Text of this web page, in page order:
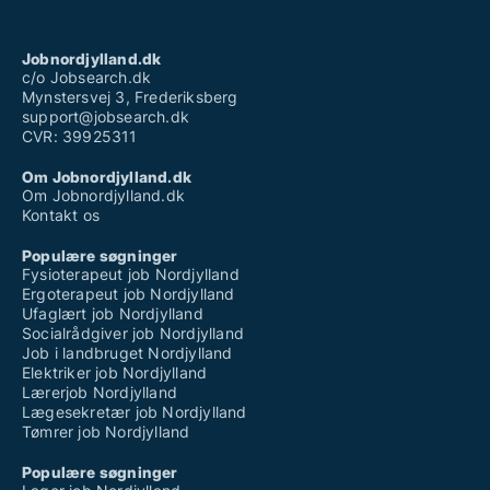
Jobnordjylland.dk
c/o Jobsearch.dk
Mynstersvej 3, Frederiksberg
support@jobsearch.dk
CVR: 39925311
Om Jobnordjylland.dk
Om Jobnordjylland.dk
Kontakt os
Populære søgninger
Fysioterapeut job Nordjylland
Ergoterapeut job Nordjylland
Ufaglært job Nordjylland
Socialrådgiver job Nordjylland
Job i landbruget Nordjylland
Elektriker job Nordjylland
Lærerjob Nordjylland
Lægesekretær job Nordjylland
Tømrer job Nordjylland
Populære søgninger